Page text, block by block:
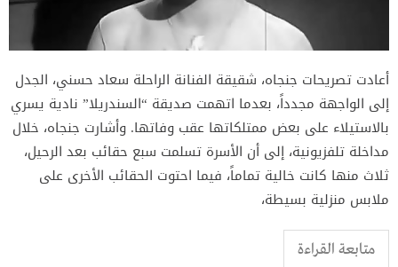
أعادت تصريحات جنجاه، شقيقة الفنانة الراحلة سعاد حسني، الجدل
إلى الواجهة مجدداً، بعدما اتهمت صديقة “السندريلا” نادية يسري
بالاستيلاء على بعض ممتلكاتها عقب وفاتها. وأشارت جنجاه، خلال
مداخلة تلفزيونية، إلى أن الأسرة تسلمت سبع حقائب بعد الرحيل،
ثلاث منها كانت خالية تماماً، فيما احتوت الحقائب الأخرى على
ملابس منزلية بسيطة،
متابعة القراءة